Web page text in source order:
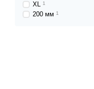
XL 1
200 мм 1